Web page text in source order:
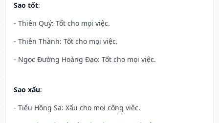
Sao tốt:
- Thiên Quý: Tốt cho mọi việc.
- Thiên Thành: Tốt cho mọi việc.
- Ngọc Đường Hoàng Đạo: Tốt cho mọi việc.
Sao xấu:
- Tiểu Hồng Sa: Xấu cho mọi công việc.